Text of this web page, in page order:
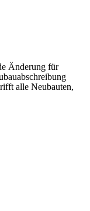
Änderung für
alle Neubauten,